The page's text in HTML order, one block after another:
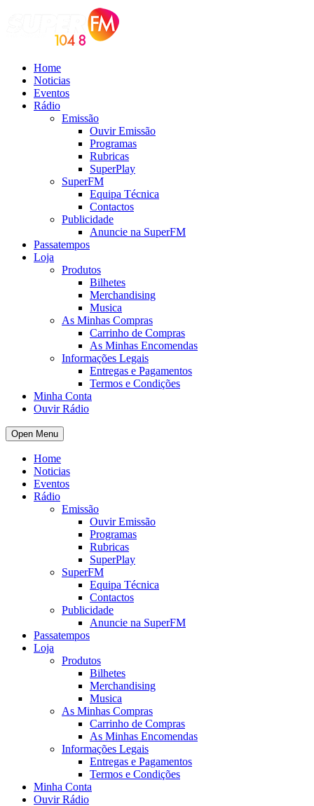
Home
Noticias
Eventos
Rádio
Emissão
Ouvir Emissão
Programas
Rubricas
SuperPlay
SuperFM
Equipa Técnica
Contactos
Publicidade
Anuncie na SuperFM
Passatempos
Loja
Produtos
Bilhetes
Merchandising
Musica
As Minhas Compras
Carrinho de Compras
As Minhas Encomendas
Informações Legais
Entregas e Pagamentos
Termos e Condições
Minha Conta
Ouvir Rádio
Open Menu
Home
Noticias
Eventos
Rádio
Emissão
Ouvir Emissão
Programas
Rubricas
SuperPlay
SuperFM
Equipa Técnica
Contactos
Publicidade
Anuncie na SuperFM
Passatempos
Loja
Produtos
Bilhetes
Merchandising
Musica
As Minhas Compras
Carrinho de Compras
As Minhas Encomendas
Informações Legais
Entregas e Pagamentos
Termos e Condições
Minha Conta
Ouvir Rádio